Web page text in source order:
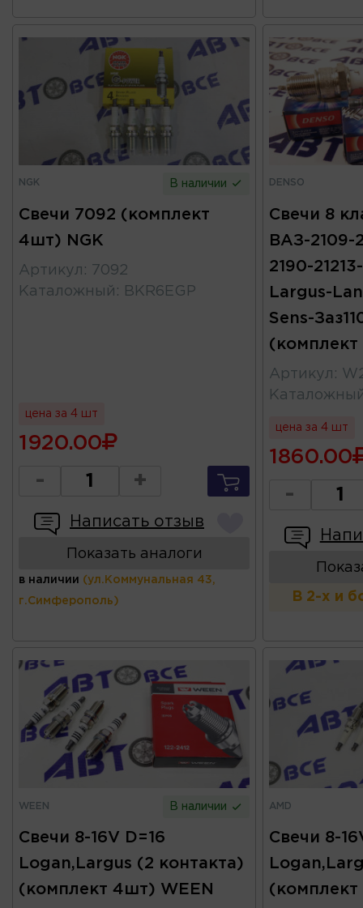
NGK В наличии
Свечи 7092 (комплект
4шт) NGK
Артикул :
7092
Каталожный : BKR6EGP
цена за 4 шт
1920.00
- +
Написать отзыв
Показать аналоги
в наличии (ул.Коммунальная 43,
г.Симферополь)
DENSO
Свечи 8
ВАЗ-2109-
2190-
Largus-
Sens-
(комплект
Артикул :
цена за 4 шт
1860.00
-
В 2-х и
WEEN В наличии
Свечи 8-16V D=16
Logan,Largus (2 контакта)
(комплект 4шт) WEEN
AMD
Свечи 8-